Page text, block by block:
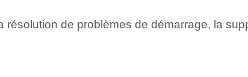
de problèmes de démarrage, la